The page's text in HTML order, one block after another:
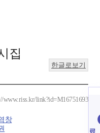
집
한글로보기
www.riss.kr/link?id=M16751693
창